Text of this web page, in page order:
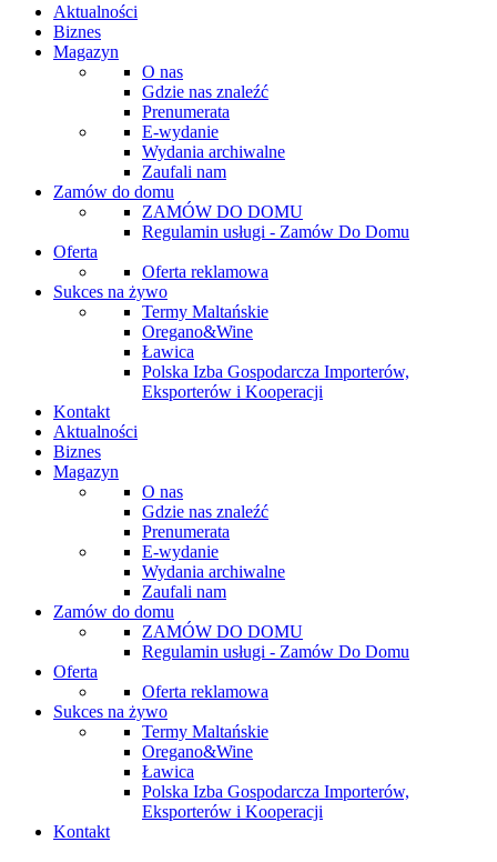
Aktualności
Biznes
Magazyn
O nas
Gdzie nas znaleźć
Prenumerata
E-wydanie
Wydania archiwalne
Zaufali nam
Zamów do domu
ZAMÓW DO DOMU
Regulamin usługi - Zamów Do Domu
Oferta
Oferta reklamowa
Sukces na żywo
Termy Maltańskie
Oregano&Wine
Ławica
Polska Izba Gospodarcza Importerów,
Eksporterów i Kooperacji
Kontakt
Aktualności
Biznes
Magazyn
O nas
Gdzie nas znaleźć
Prenumerata
E-wydanie
Wydania archiwalne
Zaufali nam
Zamów do domu
ZAMÓW DO DOMU
Regulamin usługi - Zamów Do Domu
Oferta
Oferta reklamowa
Sukces na żywo
Termy Maltańskie
Oregano&Wine
Ławica
Polska Izba Gospodarcza Importerów,
Eksporterów i Kooperacji
Kontakt